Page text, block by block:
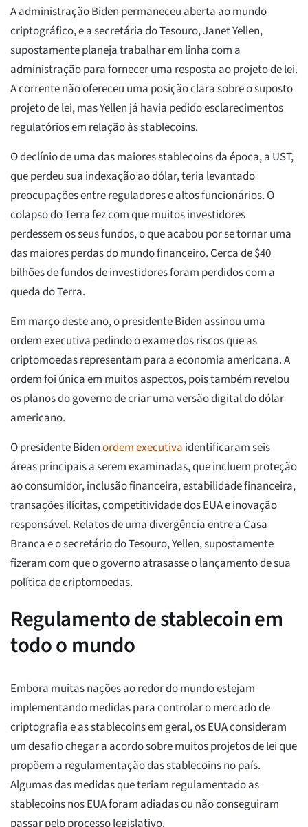
A administração Biden permaneceu aberta ao mundo
criptográfico, e a secretária do Tesouro, Janet Yellen,
supostamente planeja trabalhar em linha com a
administração para fornecer uma resposta ao projeto de lei.
A corrente não ofereceu uma posição clara sobre o suposto
projeto de lei, mas Yellen já havia pedido esclarecimentos
regulatórios em relação às stablecoins.
O declínio de uma das maiores stablecoins da época, a UST,
que perdeu sua indexação ao dólar, teria levantado
preocupações entre reguladores e altos funcionários. O
colapso do Terra fez com que muitos investidores
perdessem os seus fundos, o que acabou por se tornar uma
das maiores perdas do mundo financeiro. Cerca de $40
bilhões de fundos de investidores foram perdidos com a
queda do Terra.
Em março deste ano, o presidente Biden assinou uma
ordem executiva pedindo o exame dos riscos que as
criptomoedas representam para a economia americana. A
ordem foi única em muitos aspectos, pois também revelou
os planos do governo de criar uma versão digital do dólar
americano.
O presidente Bidenordem executivaidentificaram seis
áreas principais a serem examinadas, que incluem proteção
ao consumidor, inclusão financeira, estabilidade financeira,
transações ilícitas, competitividade dos EUA e inovação
responsável. Relatos de uma divergência entre a Casa
Branca e o secretário do Tesouro, Yellen, supostamente
fizeram com que o governo atrasasse o lançamento de sua
política de criptomoedas.
Regulamento de stablecoin em
todo o mundo
Embora muitas nações ao redor do mundo estejam
implementando medidas para controlar o mercado de
criptografia e as stablecoins em geral, os EUA consideram
um desafio chegar a acordo sobre muitos projetos de lei que
propõem a regulamentação das stablecoins no país.
Algumas das medidas que teriam regulamentado as
stablecoins nos EUA foram adiadas ou não conseguiram
passar pelo processo legislativo.